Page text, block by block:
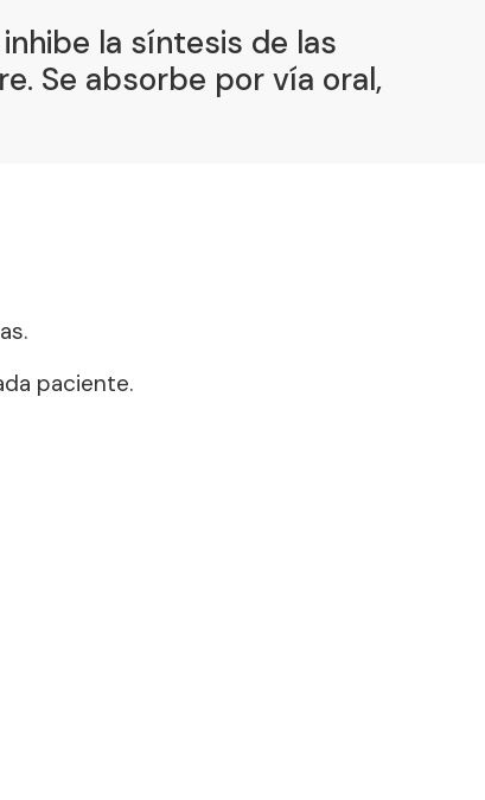
la síntesis de las
Se absorbe por vía oral,
paciente.